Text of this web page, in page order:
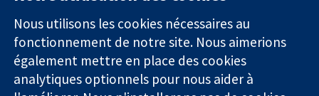
Des données
probantes.
Des décisions
éclairées.
11-13 Cavendish
Square
Londres
W1G0AN
Royaume-Uni
nous
Actualités
Service de
presse
Qui sommes-
Nous utilisons les cookies nécessaires au
fonctionnement de notre site. Nous aimerions
également mettre en place des cookies
analytiques optionnels pour nous aider à